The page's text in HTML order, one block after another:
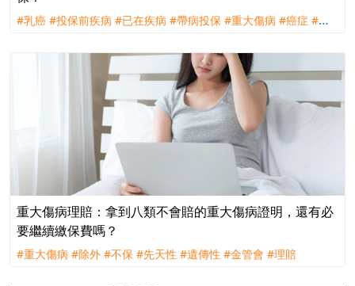
#乳癌 #投保前疾病 #已在疾病 #帶病投保 #重大傷病 #癌症 #理
重大傷病理賠：拿到八類不會賠的重大傷病證明，還有必
要繼續繳保費嗎？
#重大傷病 #除外 #不保 #先天性 #遺傳性 #金管會 #理賠